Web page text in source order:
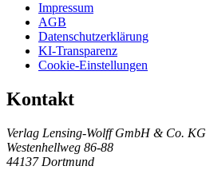
Impressum
AGB
Datenschutzerklärung
KI-Transparenz
Cookie-Einstellungen
Kontakt
Verlag Lensing-Wolff GmbH & Co. KG
Westenhellweg 86-88
44137 Dortmund